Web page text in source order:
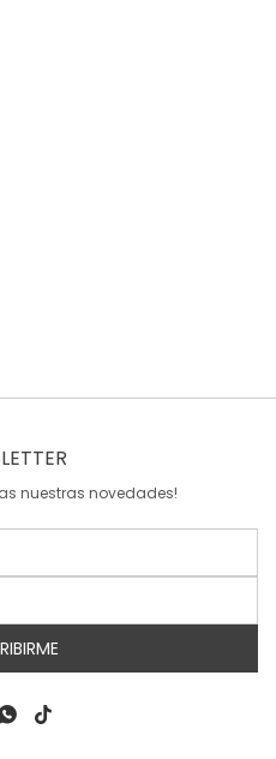
nuestras novedades!
